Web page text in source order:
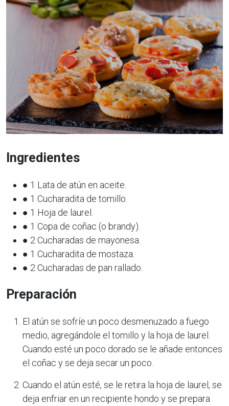
Ingredientes
● 1 Lata de atún en aceite.
● 1 Cucharadita de tomillo.
● 1 Hoja de laurel.
● 1 Copa de coñac (o brandy).
● 2 Cucharadas de mayonesa.
● 1 Cucharadita de mostaza.
● 2 Cucharadas de pan rallado.
Preparación
El atún se sofríe un poco desmenuzado a fuego
medio, agregándole el tomillo y la hoja de laurel.
Cuando esté un poco dorado se le añade entonces
el coñac y se deja secar un poco.
Cuando el atún esté, se le retira la hoja de laurel, se
deja enfriar en un recipiente hondo y se prepara